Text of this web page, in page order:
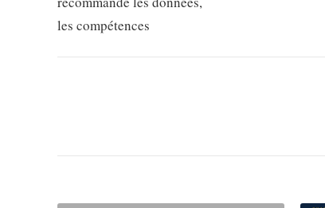
les compétences